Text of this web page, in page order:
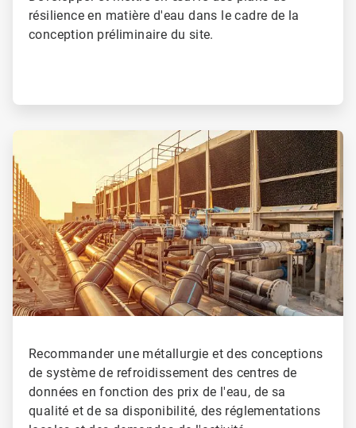
résilience en matière d'eau dans le cadre de la
conception préliminaire du site.
ArticleTile
de
4
Recommander une métallurgie et des conceptions
de système de refroidissement des centres de
données en fonction des prix de l'eau, de sa
qualité et de sa disponibilité, des réglementations